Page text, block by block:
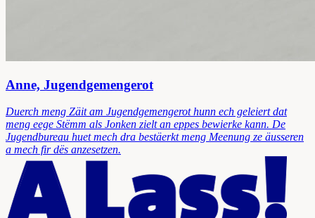
Anne, Jugendgemengerot
Duerch meng Zäit am Jugendgemengerot hunn ech geleiert dat
meng eege Stëmm als Jonken zielt an eppes bewierke kann. De
Jugendbureau huet mech dra bestäerkt meng Meenung ze äusseren
a mech fir dës anzesetzen.